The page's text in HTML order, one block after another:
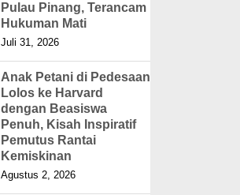
Pulau Pinang, Terancam
Hukuman Mati
Juli 31, 2026
Anak Petani di Pedesaan
Lolos ke Harvard
dengan Beasiswa
Penuh, Kisah Inspiratif
Pemutus Rantai
Kemiskinan
Agustus 2, 2026